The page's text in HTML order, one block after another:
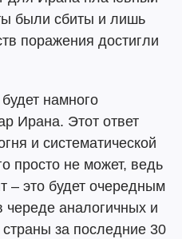
были сбиты и лишь
поражения достигли
намного
Ирана. Этот ответ
и систематической
просто не может, ведь
– это будет очередным
аналогичных и
за последние 30